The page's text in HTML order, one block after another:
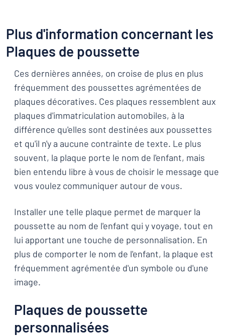
Plus d'information concernant les
Plaques de poussette
Ces dernières années, on croise de plus en plus
fréquemment des poussettes agrémentées de
plaques décoratives. Ces plaques ressemblent aux
plaques d'immatriculation automobiles, à la
différence qu'elles sont destinées aux poussettes
et qu'il n'y a aucune contrainte de texte. Le plus
souvent, la plaque porte le nom de l'enfant, mais
bien entendu libre à vous de choisir le message que
vous voulez communiquer autour de vous.
Installer une telle plaque permet de marquer la
poussette au nom de l'enfant qui y voyage, tout en
lui apportant une touche de personnalisation. En
plus de comporter le nom de l'enfant, la plaque est
fréquemment agrémentée d'un symbole ou d'une
image.
Plaques de poussette
personnalisées